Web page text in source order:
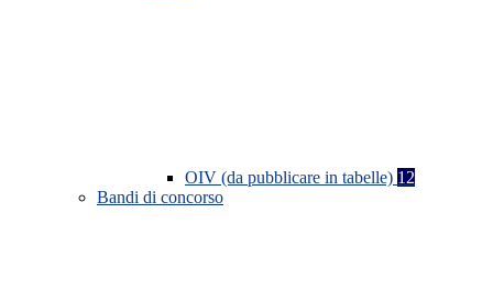
OIV (da pubblicare in tabelle) 12
Bandi di concorso